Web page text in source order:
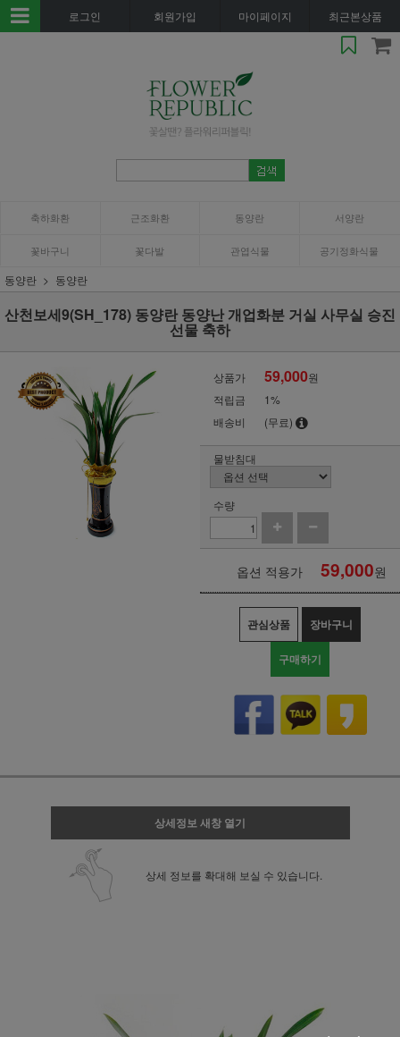
로그인 회원가입 마이페이지 최근본상품
축하화환 근조화환 동양란 서양란
꽃바구니 꽃다발 관엽식물 공기정화식물
동양란 동양란
산천보세9(SH_178) 동양란 동양난 개업화분 거실 사무실 승진
선물 축하
상품가 59,000원
적립금
1%
배송비
(무료)
물받침대
수량
옵션 적용가 59,000원
관심상품 장바구니
구매하기
상세정보 새창 열기
상세 정보를 확대해 보실 수 있습니다.